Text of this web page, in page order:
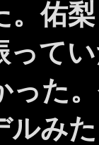
。佑
って
った
ルみ